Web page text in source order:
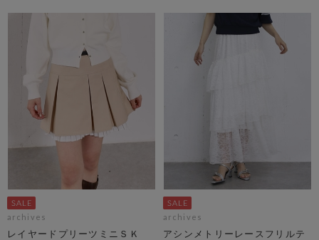
archives
レイヤードプリーツミニＳＫ
archives
アシンメトリーレースフリルテ